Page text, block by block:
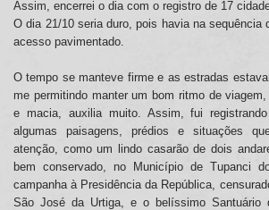
Assim, encerrei o dia com o registro de 17
O dia 21/10 seria duro, pois havia na sequência
acesso pavimentado.
O tempo se manteve firme e as estradas
me permitindo manter um bom ritmo de
e macia, auxilia muito. Assim, fui
algumas paisagens, prédios e situações
atenção, como um lindo casarão de dois
bem conservado, no Município de Tupanci
campanha à Presidência da República,
São José da Urtiga, e o belíssimo Santuário